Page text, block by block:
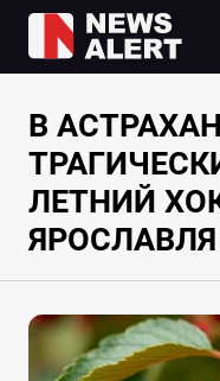
В
ЛЕТНИЙ
ЯРОСЛАВЛЯ